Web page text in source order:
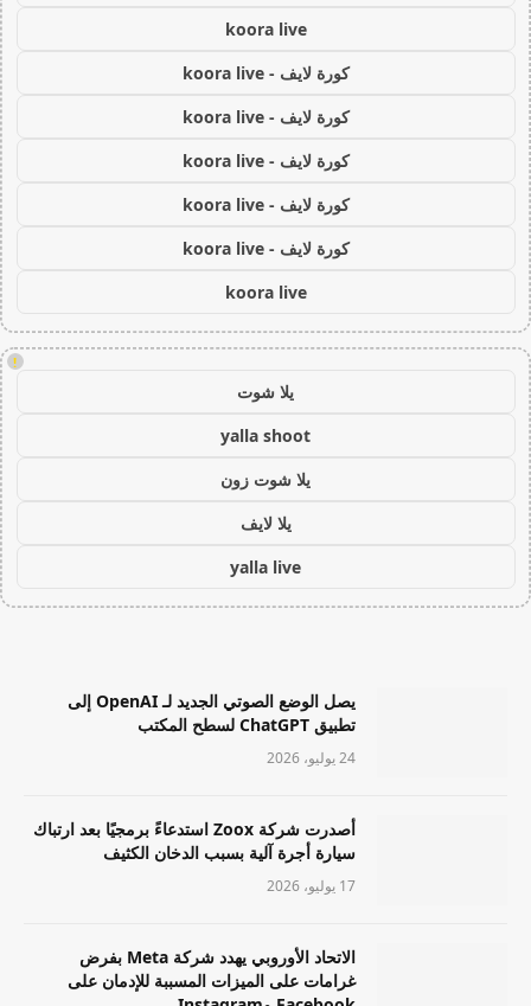
koora live
كورة لايف - koora live
كورة لايف - koora live
كورة لايف - koora live
كورة لايف - koora live
كورة لايف - koora live
koora live
!
يلا شوت
yalla shoot
يلا شوت زون
يلا لايف
yalla live
يصل الوضع الصوتي الجديد لـ OpenAI إلى
تطبيق ChatGPT لسطح المكتب
24 يوليو، 2026
أصدرت شركة Zoox استدعاءً برمجيًا بعد ارتباك
سيارة أجرة آلية بسبب الدخان الكثيف
17 يوليو، 2026
الاتحاد الأوروبي يهدد شركة Meta بفرض
غرامات على الميزات المسببة للإدمان على